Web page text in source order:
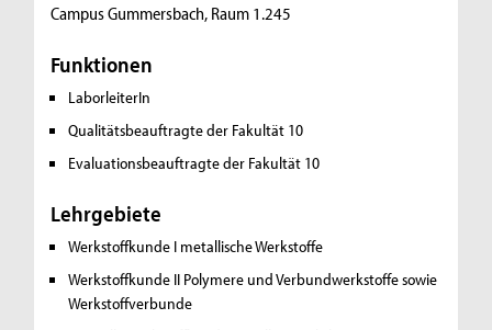
Campus Gummersbach, Raum 1.245
Funktionen
LaborleiterIn
Qualitätsbeauftragte der Fakultät 10
Evaluationsbeauftragte der Fakultät 10
Lehrgebiete
Werkstoffkunde I metallische Werkstoffe
Werkstoffkunde II Polymere und Verbundwerkstoffe sowie
Werkstoffverbunde